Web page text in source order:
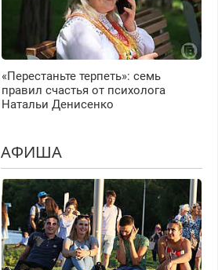
«Перестаньте терпеть»: семь
правил счастья от психолога
Натальи Денисенко
АФИША